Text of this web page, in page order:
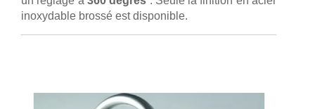
inoxydable brossé est disponible.